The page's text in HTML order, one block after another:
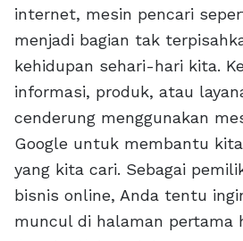
internet, mesin pencari
menjadi bagian tak
kehidupan sehari-hari kita.
informasi, produk, atau
cenderung menggunakan
Google untuk membantu
yang kita cari. Sebagai
bisnis online, Anda tentu
muncul di halaman pertama